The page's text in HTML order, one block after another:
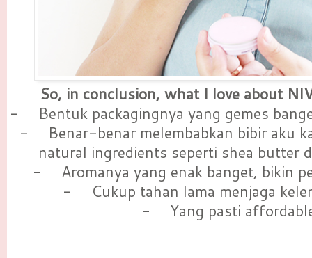
So, in conclusion, what I love about
-
Bentuk packagingnya yang gemes
-
Benar-benar melembabkan bibir aku
natural ingredients seperti shea butter
-
Aromanya yang enak banget, bikin
-
Cukup tahan lama menjaga
-
Yang pasti